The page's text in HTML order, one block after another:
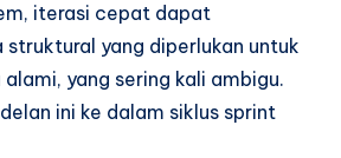
iterasi cepat dapat
struktural yang diperlukan untuk
yang sering kali ambigu.
ini ke dalam siklus sprint